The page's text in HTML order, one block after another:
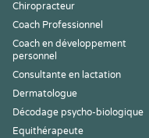
Chiropracteur
Coach Professionnel
Coach en développement
personnel
Consultante en lactation
Dermatologue
Décodage psycho-biologique
Equithérapeute